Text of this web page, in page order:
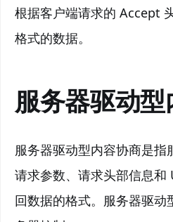
根据客户端请求的 Accept
格式的数据。
服务器驱动
服务器驱动型内容协商是指
请求参数、请求头部信息和
回数据的格式。服务器驱动